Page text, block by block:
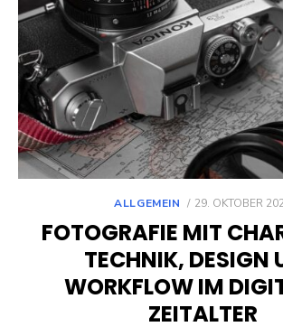
ALLGEMEIN
POSTED
29. OKTOBER
FOTOGRAFIE MIT
TECHNIK, DESIGN
WORKFLOW IM
ZEITALTER